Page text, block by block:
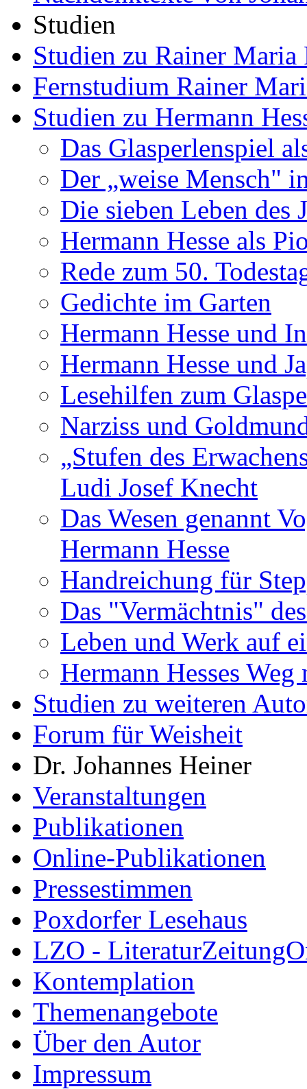
Studien
Studien zu Rainer Maria
Fernstudium Rainer
Studien zu Hermann
Das Glasperlenspiel
Der „weise Mensch"
Die sieben Leben des
Hermann Hesse als
Rede zum 50.
Gedichte im Garten
Hermann Hesse und
Hermann Hesse und
Lesehilfen zum
Narziss und
„Stufen des
Ludi Josef Knecht
Das Wesen genannt
Hermann Hesse
Handreichung für
Das "Vermächtnis"
Leben und Werk auf
Hermann Hesses Weg
Studien zu weiteren
Forum für Weisheit
Dr. Johannes Heiner
Veranstaltungen
Publikationen
Online-Publikationen
Pressestimmen
Poxdorfer Lesehaus
LZO -
Kontemplation
Themenangebote
Über den Autor
Impressum